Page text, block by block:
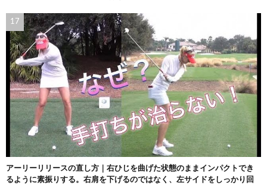
アーリーリリースの直し方｜右ひじを曲げた状態のままインパクトでき
るように素振りする。右肩を下げるのではなく、左サイドをしっかり回